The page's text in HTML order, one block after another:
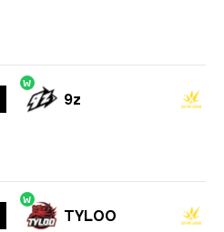
W
9z
W
TYLOO